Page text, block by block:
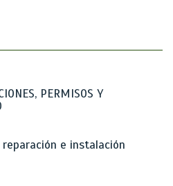
PERMISOS Y
e instalación